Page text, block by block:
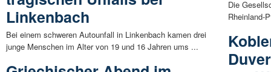
Linkenbach
Bei einem schweren Autounfall in Linkenbach kamen drei
junge Menschen im Alter von 19 und 16 Jahren ums ...
Die
Rheinland-